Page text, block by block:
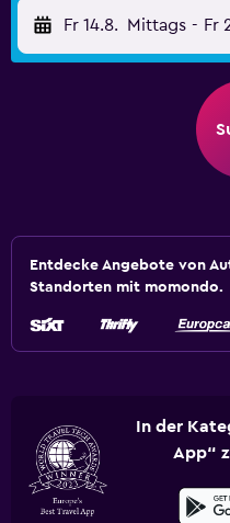
Fr 14.8. Mittags - Fr
Entdecke Angebote von
Standorten mit momondo.
In der
App“